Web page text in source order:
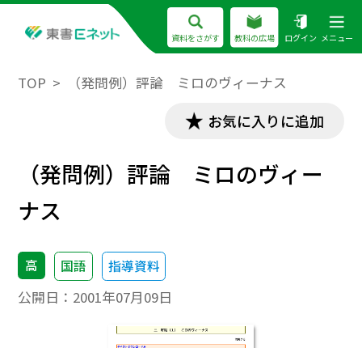
資料をさがす 教科の広場 ログイン メニュー
TOP （発問例）評論 ミロのヴィーナス
お気に入りに追加
（発問例）評論 ミロのヴィー
ナス
高 国語 指導資料
公開日： 2001年07月09日